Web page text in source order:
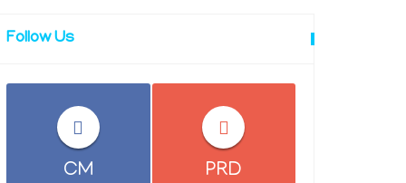
Follow Us
CM PRD